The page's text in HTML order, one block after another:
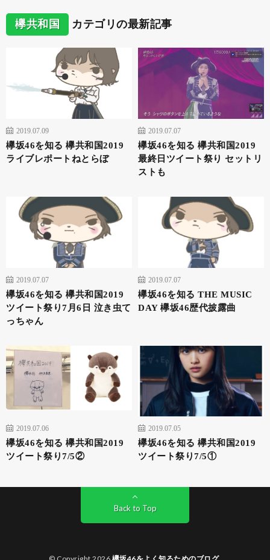
欅共和国 カテゴリの最新記事
2019.07.09
欅坂46を知る 欅共和国2019
ライブレポートねとらぼ
2019.07.07
欅坂46を知る 欅共和国2019
最終日ツイート祭り セットリ
ストも
2019.07.07
欅坂46を知る 欅共和国2019
ツイート祭り7月6日 泣き虫て
っちゃん
2019.07.07
欅坂46を知る THE MUSIC
DAY 欅坂46歴代披露曲
2019.07.06
欅坂46を知る 欅共和国2019
ツイート祭り7/5②
2019.07.05
欅坂46を知る 欅共和国2019
ツイート祭り7/5①
Back to Top